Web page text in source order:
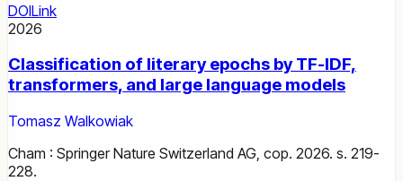
DOILink
2026
Classification of literary epochs by TF-IDF,
transformers, and large language models
Tomasz Walkowiak
Cham : Springer Nature Switzerland AG, cop. 2026. s. 219-
228.